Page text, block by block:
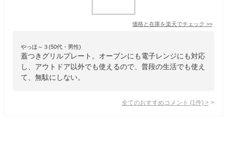
価格と在庫を楽天でチェック >>
やっほ～３(50代・男性)
蓋つきグリルプレート。オーブンにも電子レンジにも対応
し、アウトドア以外でも使えるので、普段の生活でも使え
て、無駄にしない。
全てのおすすめコメント (1 件) >